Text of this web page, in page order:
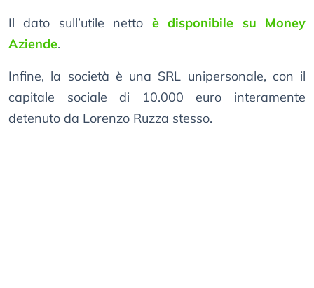
Il dato sull’utile netto è disponibile su Money
Aziende.
Infine, la società è una SRL unipersonale, con il
capitale sociale di 10.000 euro interamente
detenuto da Lorenzo Ruzza stesso.